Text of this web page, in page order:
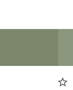
star_border